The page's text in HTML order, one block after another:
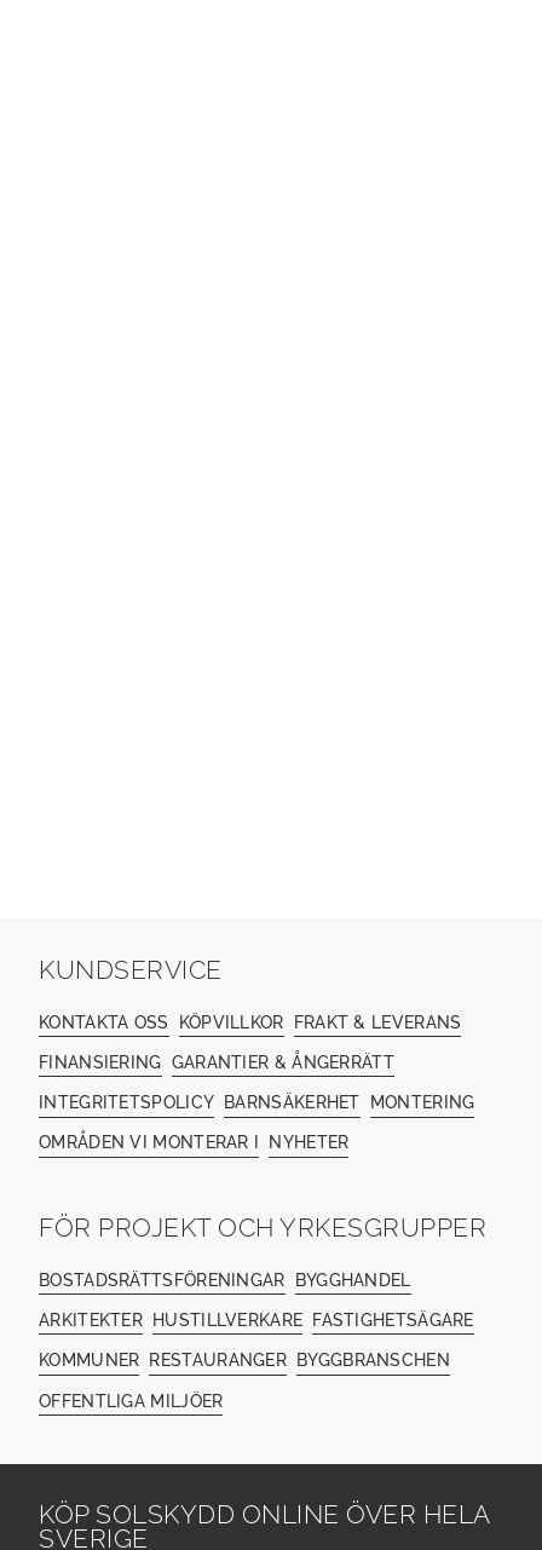
KUNDSERVICE
KONTAKTA OSS KÖPVILLKOR FRAKT & LEVERANS
FINANSIERING GARANTIER & ÅNGERRÄTT
INTEGRITETSPOLICY BARNSÄKERHET MONTERING
OMRÅDEN VI MONTERAR I NYHETER
FÖR PROJEKT OCH YRKESGRUPPER
BOSTADSRÄTTSFÖRENINGAR BYGGHANDEL
ARKITEKTER HUSTILLVERKARE FASTIGHETSÄGARE
KOMMUNER RESTAURANGER BYGGBRANSCHEN
OFFENTLIGA MILJÖER
KÖP SOLSKYDD ONLINE ÖVER HELA
SVERIGE